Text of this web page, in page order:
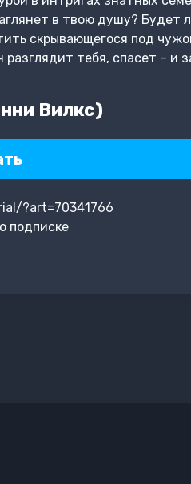
в твою душу? Будет
скрывающегося под
тебя, спасет – и
Вилкс)
?art=70341766
подписке